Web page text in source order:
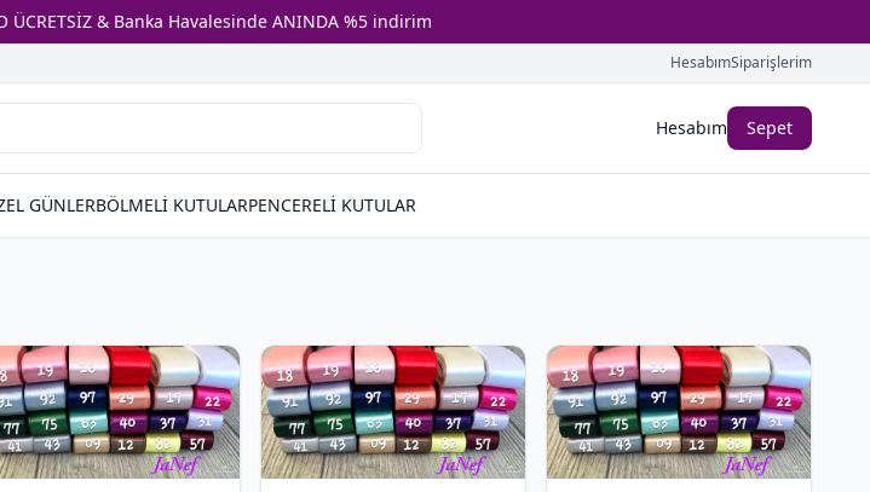
ÜCRETSİZ & Banka Havalesinde ANINDA %5 indirim
HesabımSiparişlerim
Hesabım Sepet
GÜNLERBÖLMELİ KUTULARPENCERELİ KUTULAR